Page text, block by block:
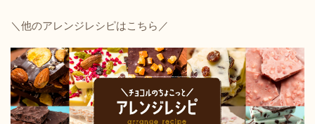
＼他のアレンジレシピはこちら／